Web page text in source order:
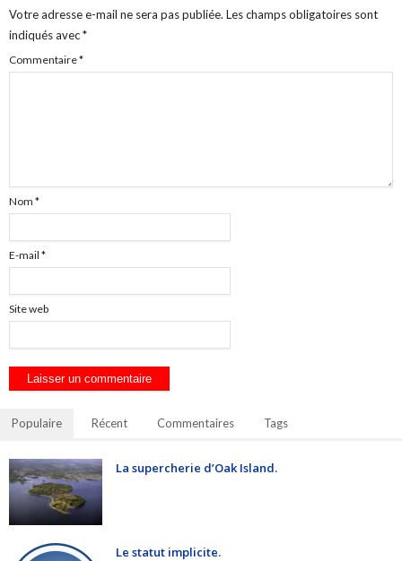
Votre adresse e-mail ne sera pas publiée. Les champs obligatoires sont
indiqués avec*
Commentaire*
Nom *
E-mail *
Site web
Populaire Récent Commentaires Tags
La supercherie d’Oak Island.
Le statut implicite.